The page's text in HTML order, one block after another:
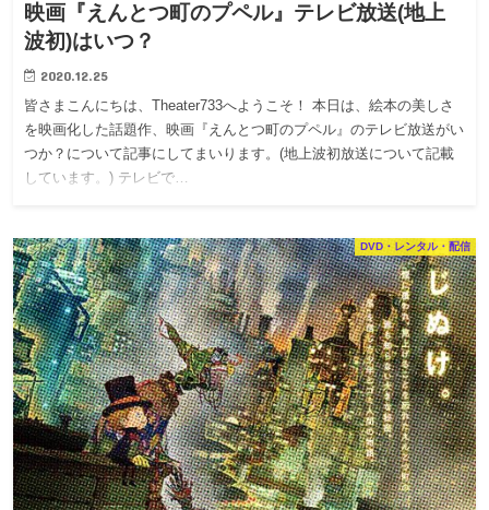
映画『えんとつ町のプペル』テレビ放送(地上
波初)はいつ？
2020.12.25
皆さまこんにちは、Theater733へようこそ！ 本日は、絵本の美しさ
を映画化した話題作、映画『えんとつ町のプペル』のテレビ放送がい
つか？について記事にしてまいります。(地上波初放送について記載
しています。) テレビで…
DVD・レンタル・配信